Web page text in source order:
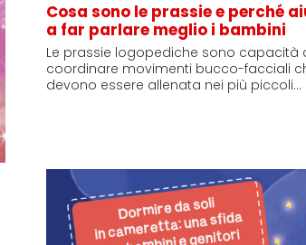
Cosa sono le prassie e perché
a far parlare meglio i bambini
Le prassie logopediche sono capacità
coordinare movimenti bucco-facciali
devono essere allenata nei più piccoli…